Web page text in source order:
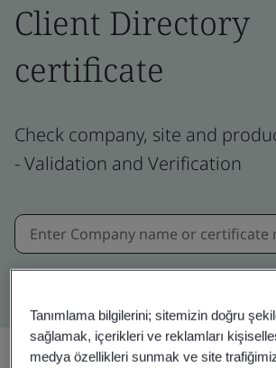
Client Directory
certificate
Check company, site and
- Validation and Verification
Tanımlama bilgilerini; sitemizin doğru
sağlamak, içerikleri ve reklamları
medya özellikleri sunmak ve site